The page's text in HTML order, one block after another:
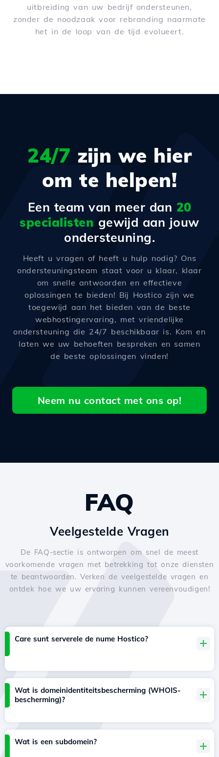
uitbreiding van uw bedrijf ondersteunen,
zonder de noodzaak voor rebranding naarmate
het in de loop van de tijd evolueert.
24/7 zijn we hier
om te helpen!
Een team van meer dan 20
specialisten gewijd aan jouw
ondersteuning.
Heeft u vragen of heeft u hulp nodig? Ons
ondersteuningsteam staat voor u klaar, klaar
om snelle antwoorden en effectieve
oplossingen te bieden! Bij Hostico zijn we
toegewijd aan het bieden van de beste
webhostingervaring, met vriendelijke
ondersteuning die 24/7 beschikbaar is. Kom en
laten we uw behoeften bespreken en samen
de beste oplossingen vinden!
Neem nu contact met ons op!
FAQ
Veelgestelde Vragen
De FAQ-sectie is ontworpen om snel de meest
voorkomende vragen met betrekking tot onze diensten
te beantwoorden. Verken de veelgestelde vragen en
ontdek hoe we uw ervaring kunnen vereenvoudigen!
Care sunt serverele de nume Hostico?
Wat is domeinidentiteitsbescherming (WHOIS-
bescherming)?
Wat is een subdomein?